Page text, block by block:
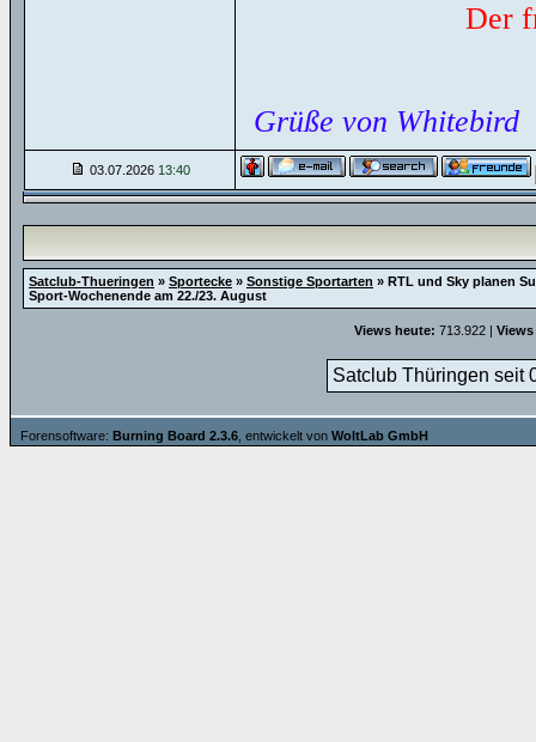
Der
Grüße von Whitebird
03.07.2026 13:40
Satclub-Thueringen » Sportecke » Sonstige Sportarten » RTL und Sky planen
Sport-Wochenende am 22./23. August
Views heute: 713.922 |
Satclub Thüringen seit
Forensoftware: Burning Board 2.3.6 , entwickelt von WoltLab GmbH